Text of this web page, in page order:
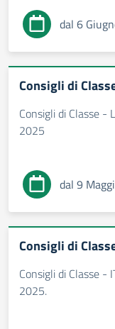
dal 6
Consigli di
Consigli di Classe -
2025
dal 9
Consigli di
Consigli di Classe -
2025.